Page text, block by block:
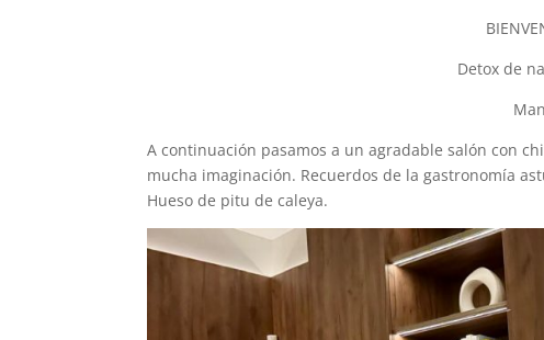
Detox de
A continuación pasamos a un agradable salón con
mucha imaginación. Recuerdos de la gastronomía
Hueso de pitu de caleya.